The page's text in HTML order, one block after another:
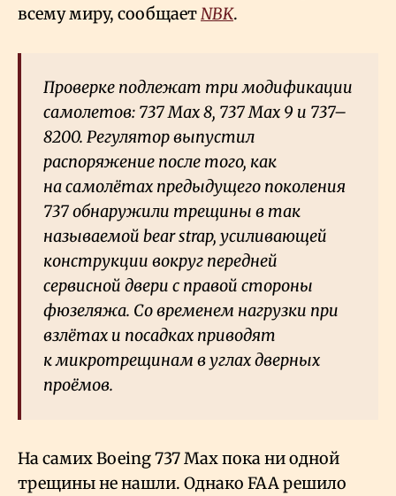
всему миру, сообщаетNBK.
Проверке подлежат три модификации
самолетов: 737 Max 8, 737 Max 9 и 737–
8200. Регулятор выпустил
распоряжение после того, как
на самолётах предыдущего поколения
737 обнаружили трещины в так
называемой bear strap, усиливающей
конструкции вокруг передней
сервисной двери с правой стороны
фюзеляжа. Со временем нагрузки при
взлётах и посадках приводят
к микротрещинам в углах дверных
проёмов.
На самих Boeing 737 Max пока ни одной
трещины не нашли. Однако FAA решило